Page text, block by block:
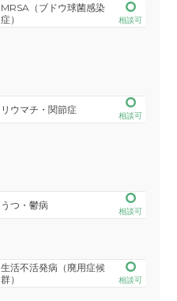
MRSA（ブドウ球菌感染
症）
相談可
リウマチ・関節症
相談可
うつ・鬱病
相談可
生活不活発病（廃用症候
群）
相談可